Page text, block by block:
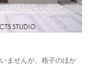
ませんが、格子のほか